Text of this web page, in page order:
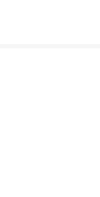
วัน เพื่อรับเงินคืนเต็มจำ
งรูปแบบการโฆษณาเห
านี้
ารของทุกการแข่งขัน แ